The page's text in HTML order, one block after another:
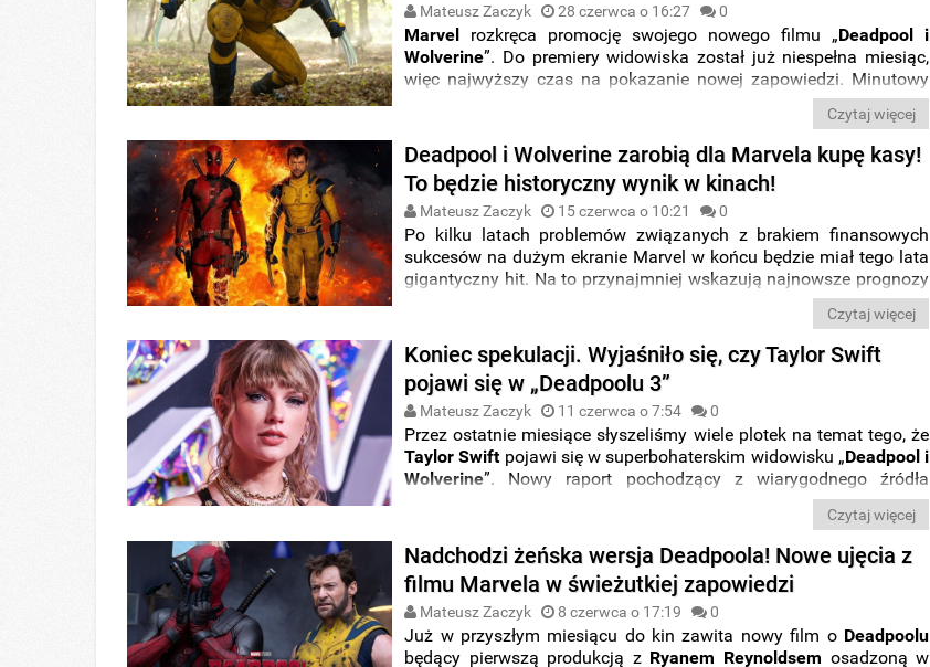
Mateusz Zaczyk 28 czerwca o 16:27 0
Marvel rozkręca promocję swojego nowego filmu „Deadpool i
Wolverine”. Do premiery widowiska został już niespełna miesiąc,
więc najwyższy czas na pokazanie nowej zapowiedzi. Minutowy
zwiastun skoncentrowany jest tym razem przede wszystkim na
ponownego starcia Wolverine vs. Sabertooth.
Czytaj więcej
Deadpool i Wolverine zarobią dla Marvela kupę kasy!
To będzie historyczny wynik w kinach!
Mateusz Zaczyk 15 czerwca o 10:21 0
Po kilku latach problemów związanych z brakiem finansowych
sukcesów na dużym ekranie Marvel w końcu będzie miał tego lata
gigantyczny hit. Na to przynajmniej wskazują najnowsze prognozy
Deadpool i Wolverine”. Wygląda
faktycznie okażą się
zbawicielami dlaDisneya.
Czytaj więcej
Koniec spekulacji. Wyjaśniło się, czy Taylor Swift
pojawi się w „Deadpoolu 3”
Mateusz Zaczyk 11 czerwca o 7:54 0
Przez ostatnie miesiące słyszeliśmy wiele plotek na temat tego, że
Taylor Swiftpojawi się w superbohaterskim widowisku „Deadpool i
Wolverine”. Nowy raport pochodzący z wiarygodnego źródła
przekonuje, że raz na zawsze rozwiewa wszelkie wątpliwości w tej
Czytaj więcej
Nadchodzi żeńska wersja Deadpoola! Nowe ujęcia z
filmu Marvela w świeżutkiej zapowiedzi
Mateusz Zaczyk 8 czerwca o 17:19 0
Już w przyszłym miesiącu do kin zawita nowy film o Deadpoolu
będący pierwszą produkcją z Ryanem Reynoldsem osadzoną w